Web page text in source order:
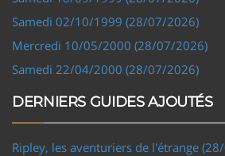
Samedi 02/10/1999 (28/07/2026)
Mercredi 10/05/2000 (28/07/2026)
Samedi 22/04/2000 (28/07/2026)
DERNIERS GUIDES AJOUTÉS
Ripley, les aventuriers de l'étrange